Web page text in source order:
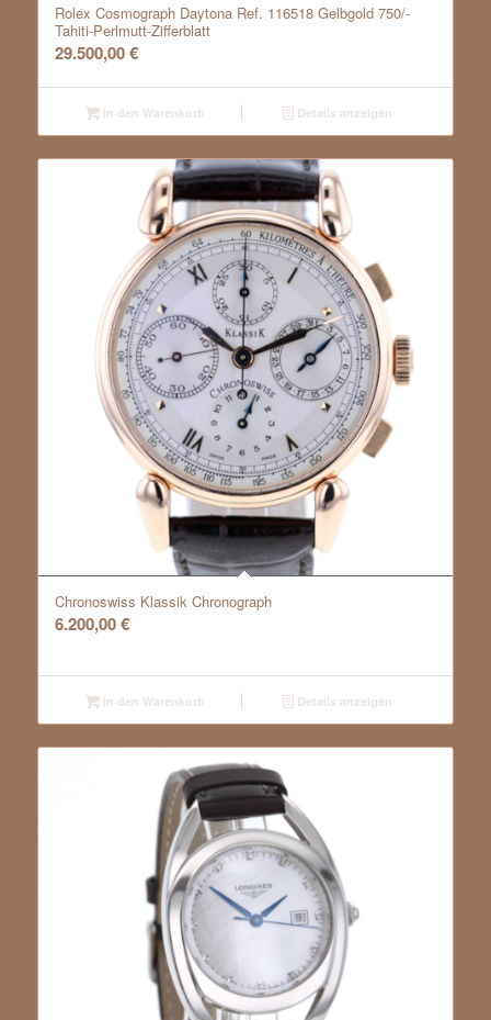
Rolex Cosmograph Daytona Ref. 116518 Gelbgold 750/-
Tahiti-Perlmutt-Zifferblatt
29.500,00€
In den Warenkorb Details anzeigen
Chronoswiss Klassik Chronograph
6.200,00€
In den Warenkorb Details anzeigen